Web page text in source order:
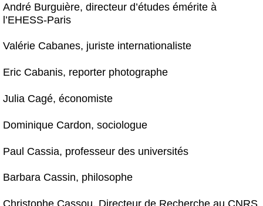
André Burguière, directeur d’études émérite à
l’EHESS-Paris
Valérie Cabanes, juriste internationaliste
Eric Cabanis, reporter photographe
Julia Cagé, économiste
Dominique Cardon, sociologue
Paul Cassia, professeur des universités
Barbara Cassin, philosophe